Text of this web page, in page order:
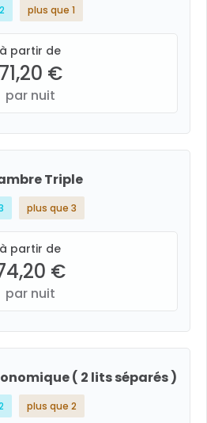
plus que 1
à partir de
71,20 €
par nuit
Triple
plus que 3
à partir de
€
par nuit
( 2 lits séparés )
plus que 2